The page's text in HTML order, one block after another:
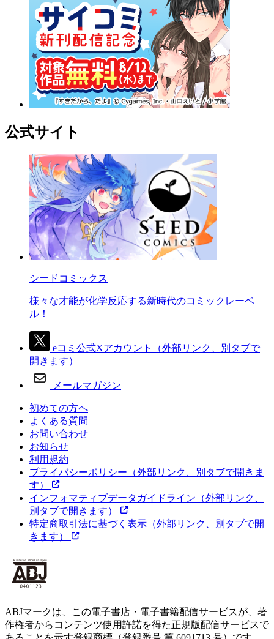
公式サイト
シードコミックス
様々な才能が化学反応する新時代のコミックレーベ
ル！
eコミ公式Xアカウント
（外部リンク、別タブで
開きます）
メールマガジン
初めての方へ
よくある質問
お問い合わせ
お知らせ
利用規約
プライバシーポリシー （外部リンク、別タブで開きま
す）
インフォマティブデータガイドライン （外部リンク、
別タブで開きます）
特定商取引法に基づく表示 （外部リンク、別タブで開
きます）
ABJマークは、この電子書店・電子書籍配信サービスが、著
作権者からコンテンツ使用許諾を得た正規版配信サービスで